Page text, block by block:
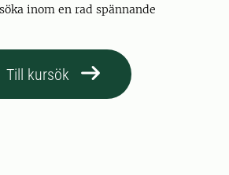
inom en rad spännande
Till kursök